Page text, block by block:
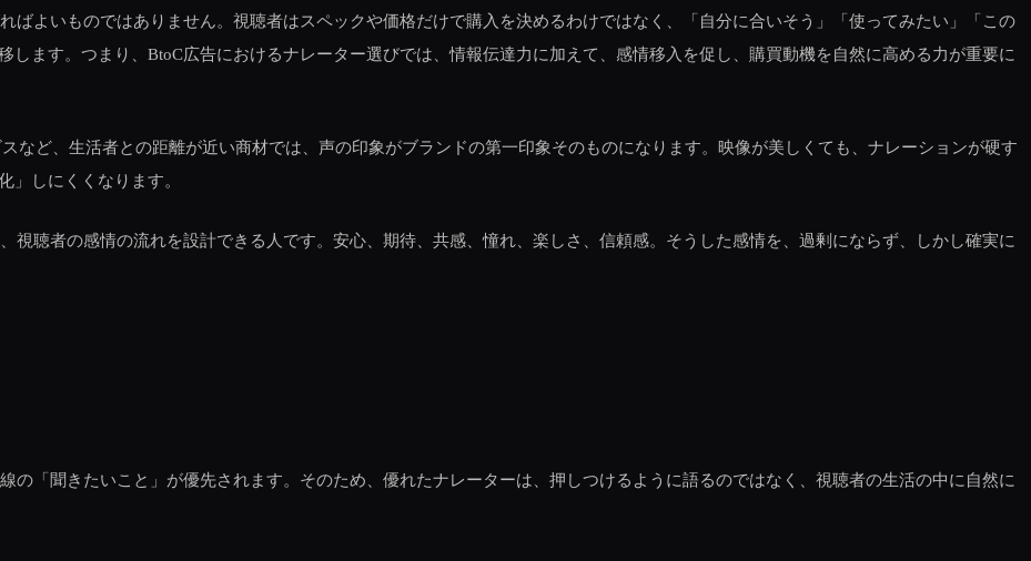
ばよいものではありません。視聴者はスペックや価格だけで購入を決めるわけではなく、「自分に合いそう」「使ってみたい」「この
ます。つまり、BtoC広告におけるナレーター選びでは、情報伝達力に加えて、感情移入を促し、購買動機を自然に高める力が重要に
など、生活者との距離が近い商材では、声の印象がブランドの第一印象そのものになります。映像が美しくても、ナレーションが硬す
」しにくくなります。
視聴者の感情の流れを設計できる人です。安心、期待、共感、憧れ、楽しさ、信頼感。そうした感情を、過剰にならず、しかし確実に
の「聞きたいこと」が優先されます。そのため、優れたナレーターは、押しつけるように語るのではなく、視聴者の生活の中に自然に